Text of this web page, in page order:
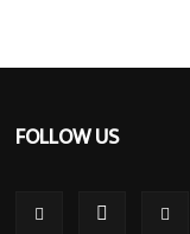
FOLLOW US